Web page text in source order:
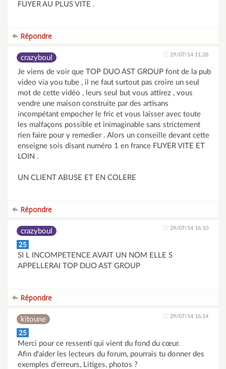
FUYER AU PLUS VITE .
Répondre
crazyboul 29/07/14 11:28
Je viens de voir que TOP DUO AST GROUP font de la pub
video via you tube , il ne faut surtout pas croire un seul
mot de cette vidéo , leurs seul but vous attirez , vous
vendre une maison construite par des artisans
incompétant empocher le fric et vous laisser avec toute
les malfaçons possible et inimaginable sans strictement
rien faire pour y remedier . Alors un conseille devant cette
enseigne sois disant numéro 1 en france FUYER VITE ET
LOIN .
UN CLIENT ABUSE ET EN COLERE
Répondre
crazyboul 29/07/14 16:10
25
SI L INCOMPETENCE AVAIT UN NOM ELLE S
APPELLERAI TOP DUO AST GROUP
Répondre
kitoune 29/07/14 16:14
25
Merci pour ce ressenti qui vient du fond du cœur.
Afin d'aider les lecteurs du forum, pourrais tu donner des
exemples d'erreurs, Litiges, photos ?